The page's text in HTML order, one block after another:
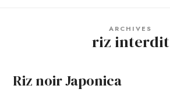
ARCHIVES
riz interdit
Riz noir Japonica